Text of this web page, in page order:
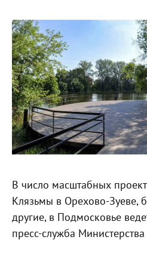
В число масштабных
Клязьмы в Орехово-Зуеве,
другие, в Подмосковье
пресс-служба